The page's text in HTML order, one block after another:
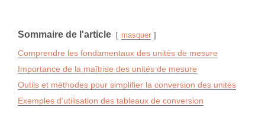
Sommaire de l'article masquer
Comprendre les fondamentaux des unités de mesure
Importance de la maîtrise des unités de mesure
Outils et méthodes pour simplifier la conversion des unités
Exemples d’utilisation des tableaux de conversion